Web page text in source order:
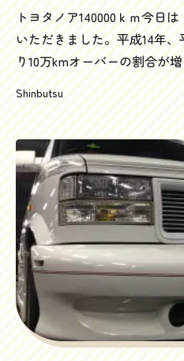
トヨタノア140000ｋｍ今日
いただきました。平成14年
り10万kmオーバーの割合が
車で、10万km以上の過走行
う。神奈川県下、それも湘
に出張査定に飛んでいきます
おそらくどこよりも高い査
だから買取らせていただけ
オーバーの車、たくさん買
ーにヴィッツ、カリーナ、
ュ、カローラランクス、ア
ンエースまで、トヨタ車は
までの実績からいくと、こ
出になるんですよね。去年
Shinbutsu